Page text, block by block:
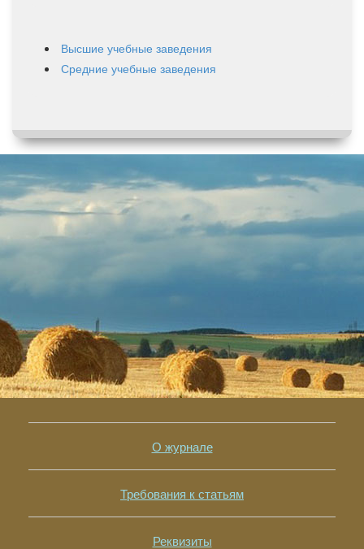
Высшие учебные заведения
Средние учебные заведения
О журнале
Требования к статьям
Реквизиты